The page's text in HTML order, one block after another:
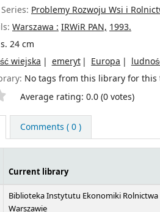
Series: Problemy Rozwoju Wsi i
Warszawa : IRWiR PAN, 1993.
24 cm
wiejska emeryt Europa
No tags from this library for this
Average rating: 0.0 (0 votes)
Comments ( 0 )
Current library
Biblioteka Instytutu Ekonomiki
Warszawie